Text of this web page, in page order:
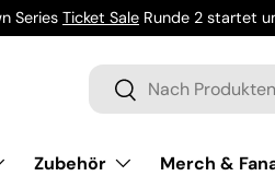
Series Ticket Sale Runde 2 startet
Suchen
Suchen
Zubehör
Merch &